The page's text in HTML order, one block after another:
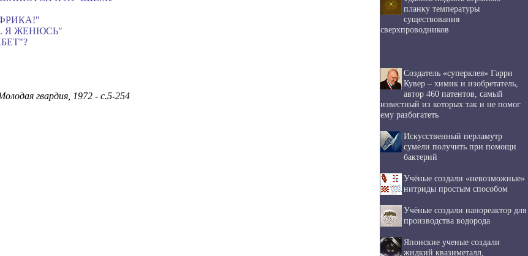
Я ЖЕНЮСЬ"
гвардия, 1972 - с.5-254
планку температуры
существования
сверхпроводников
Создатель «суперклея» Гарри
Кувер – химик и изобретатель,
автор 460 патентов, самый
известный из которых так и не помог
ему разбогатеть
Искусственный перламутр
сумели получить при помощи
бактерий
Учёные создали «невозможные»
нитриды простым способом
Учёные создали нанореактор для
производства водорода
Японские ученые создали
жидкий квазиметалл,